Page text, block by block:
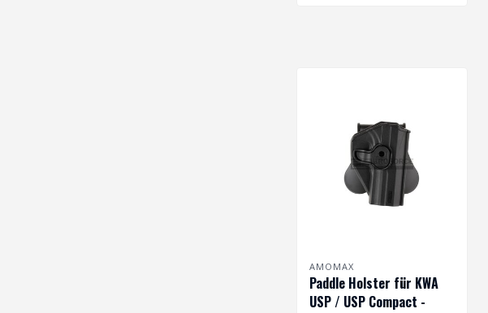
AMOMAX
Paddle Holster für KWA
USP / USP Compact -